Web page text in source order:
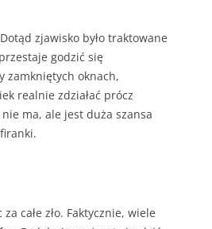
KOROZJA
– JAK HISZPAŃSKA
JAK PALIĆ W KOTLE
zjawisko było traktowane
godzić się
zamkniętych oknach,
realnie zdziałać prócz
ma, ale jest duża szansa
całe zło. Faktycznie, wiele